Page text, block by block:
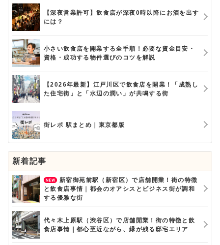
【深夜営業許可】飲食店が深夜0時以降にお酒を出す
には？
小さい飲食店を開業する全手順！必要な資金目安・
資格・成功する物件選びのコツを解説
【2026年最新】江戸川区で飲食店を開業！「成熟し
た住宅街」と「水辺の潤い」が共鳴する街
街レポ 駅まとめ｜東京都版
新着記事
新宿御苑前駅（新宿区）で店舗開業！街の特徴
と飲食店事情｜都会のオアシスとビジネス街が調和
する優雅な街
代々木上原駅（渋谷区）で店舗開業！街の特徴と飲
食店事情｜都心至近ながら、緑が残る邸宅エリア